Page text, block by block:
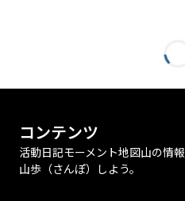
コンテンツ
活動日記モーメント地図山の情報
山歩（さんぽ）しよう。